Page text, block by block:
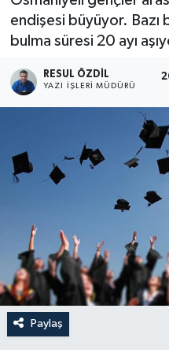
endişesi büyüyor. Bazı
bulma süresi 20 ayı
RESUL ÖZDIL
YAZI İŞLERI MÜDÜRÜ
Paylaş